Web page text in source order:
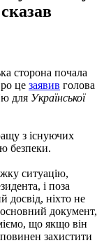
сторона почала
це заявив голова
для Української
з існуючих
безпеки.
ситуацію,
і поза
досвід, ніхто не
документ,
що якщо він
повинен захистити